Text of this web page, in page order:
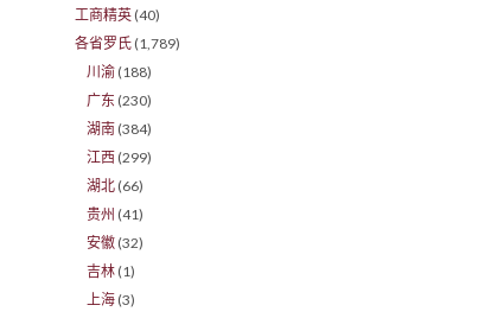
工商精英 (40)
各省罗氏 (1,789)
川渝 (188)
广东 (230)
湖南 (384)
江西 (299)
湖北 (66)
贵州 (41)
安徽 (32)
吉林 (1)
上海 (3)